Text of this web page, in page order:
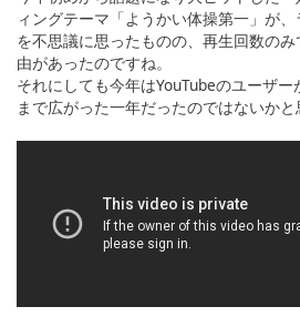
ィングテーマ「ようかい体操第一」が
を不思議に思ったものの、再生回数の
由があったのですね。
それにしても今年はYouTubeのユーザ
まで広がった一年だったのではないかと